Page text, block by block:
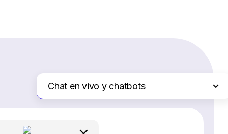
Chat en vivo y chatbots
Servicios de hosting web
Solo las diferencias